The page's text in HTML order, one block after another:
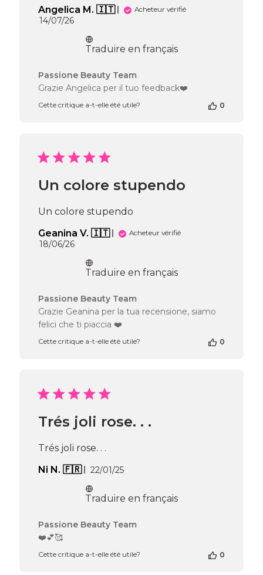
Angelica M. 🇮🇹
Acheteur vérifié
Date
publication
14/07/26
Traduire en français
Commentaires
du
de
Beauty
Team
du
Wed
Jul
Passione Beauty Team
Grazie Angelica per il tuo feedback❤️
Cette critique a-t-elle été utile? 0
Un colore stupendo
Un colore stupendo
Geanina V. 🇮🇹
Acheteur vérifié
Date
publication
18/06/26
Traduire en français
Commentaires
du
la
Team
Passione Beauty Team
Grazie Geanina per la tua recensione, siamo
felici che ti piaccia ❤️
Cette critique a-t-elle été utile? 0
Trés joli rose. . .
Trés joli rose. . .
Ni N. 🇫🇷
Date
publication
22/01/25
Traduire en français
Commentaires
de
Passione Beauty Team
❤️💕🥰
Cette critique a-t-elle été utile? 0